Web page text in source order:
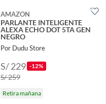
AMAZON
PARLANTE INTELIGENTE
ALEXA ECHO DOT 5TA GEN
NEGRO
Por Dudu Store
S/ 229 -12%
S/ 259
Retira mañana